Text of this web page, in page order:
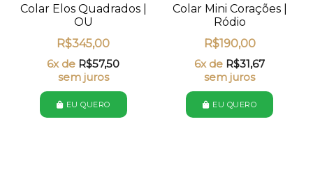
Colar Elos Quadrados |
OU
R$345,00
6x de R$57,50
sem juros
EU QUERO
Colar Mini Corações |
Ródio
R$190,00
6x de R$31,67
sem juros
EU QUERO